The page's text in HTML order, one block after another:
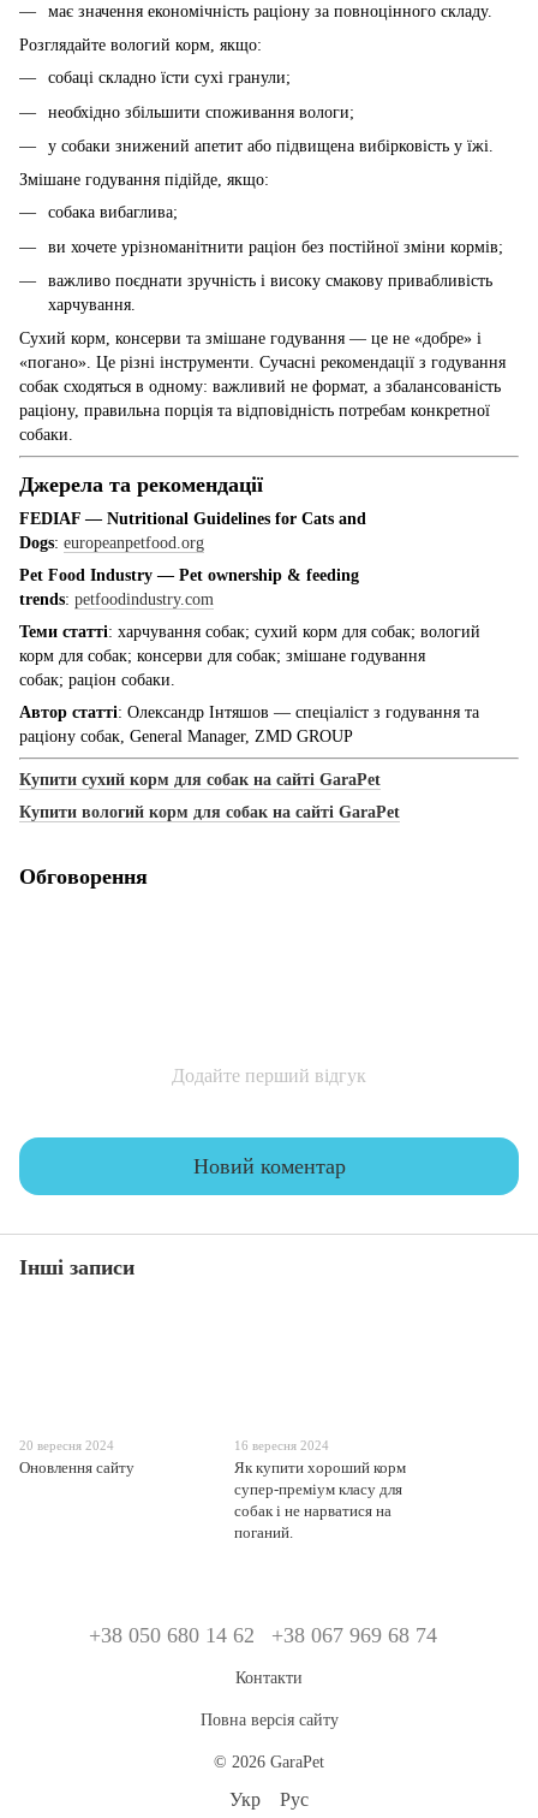
має значення економічність раціону за повноцінного складу.
Розглядайте вологий корм, якщо:
собаці складно їсти сухі гранули;
необхідно збільшити споживання вологи;
у собаки знижений апетит або підвищена вибірковість у їжі.
Змішане годування підійде, якщо:
собака вибаглива;
ви хочете урізноманітнити раціон без постійної зміни кормів;
важливо поєднати зручність і високу смакову привабливість
харчування.
Сухий корм, консерви та змішане годування — це не «добре» і
«погано». Це різні інструменти. Сучасні рекомендації з годування
собак сходяться в одному: важливий не формат, а збалансованість
раціону, правильна порція та відповідність потребам конкретної
собаки.
Джерела та рекомендації
FEDIAF — Nutritional Guidelines for Cats and
Dogs: europeanpetfood.org
Pet Food Industry — Pet ownership & feeding
trends: petfoodindustry.com
Теми статті: харчування собак; сухий корм для собак; вологий
корм для собак; консерви для собак; змішане годування
собак; раціон собаки.
Автор статті: Олександр Інтяшов — спеціаліст з годування та
раціону собак, General Manager, ZMD GROUP
Купити сухий корм для собак на сайті GaraPet
Купити вологий корм для собак на сайті GaraPet
Обговорення
Додайте перший відгук
Новий коментар
Інші записи
20 вересня 2024
Оновлення сайту
16 вересня 2024
Як купити хороший корм
супер-преміум класу для
собак і не нарватися на
поганий.
+38 050 680 14 62 +38 067 969 68 74
Контакти
Повна версія сайту
© 2026 GaraPet
Укр Рус